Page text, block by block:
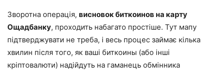
Зворотна операція, висновок биткоинов на карту
Ощадбанку, проходить набагато простіше. Тут мапу
підтверджувати не треба, і весь процес займає кілька
хвилин після того, як ваші биткоины (або інші
кріптовалюти) надійдуть на гаманець обмінника